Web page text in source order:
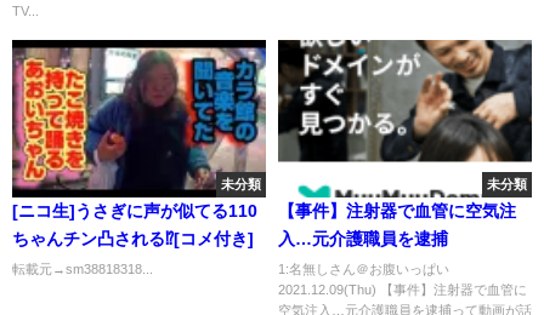
TV...
未分類
[ニコ生]うさぎに声が似てる110
ちゃんチン凸される⁉[コメ付き]
転載元→sm38818318...
未分類
【事件】注射器で血管に空気注
入…元介護職員を逮捕
1:名無しさん＠お腹いっぱい
2021.12.09(Thu) 【事件】注射器で血管に
空気注入…元介護職員を逮捕って動画が話